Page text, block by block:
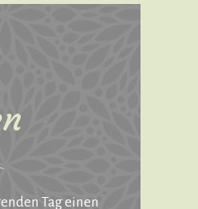
Tag einen